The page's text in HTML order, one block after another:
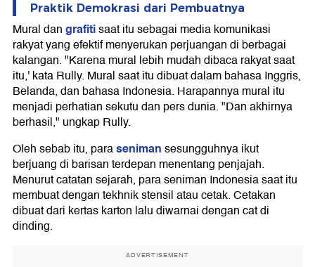
Praktik Demokrasi dari Pembuatnya
Mural dangrafitisaat itu sebagai media komunikasi
rakyat yang efektif menyerukan perjuangan di berbagai
kalangan. "Karena mural lebih mudah dibaca rakyat saat
itu,' kata Rully. Mural saat itu dibuat dalam bahasa Inggris,
Belanda, dan bahasa Indonesia. Harapannya mural itu
menjadi perhatian sekutu dan pers dunia. "Dan akhirnya
berhasil," ungkap Rully.
Oleh sebab itu, parasenimansesungguhnya ikut
berjuang di barisan terdepan menentang penjajah.
Menurut catatan sejarah, para seniman Indonesia saat itu
membuat dengan tekhnik stensil atau cetak. Cetakan
dibuat dari kertas karton lalu diwarnai dengan cat di
dinding.
ADVERTISEMENT